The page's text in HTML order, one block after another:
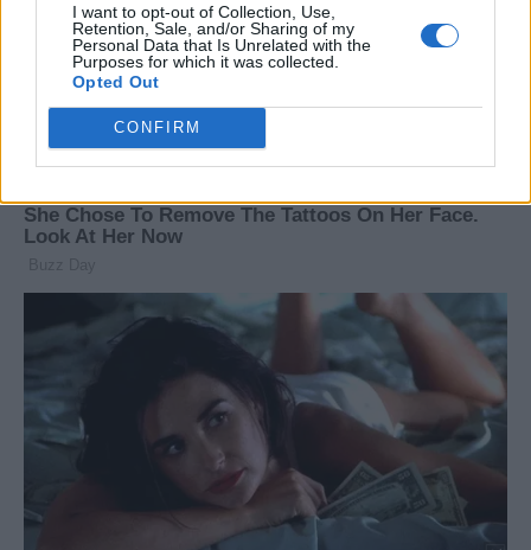
I want to opt-out of Collection, Use,
Retention, Sale, and/or Sharing of my
Personal Data that Is Unrelated with the
Purposes for which it was collected.
Opted Out
CONFIRM
Ο Ρούμπιο υποδέχθηκε τους
πρέσβεις Ισραήλ και Λιβάνου
για τις πρώτες απευθείας
συνομιλίες εδώ και δεκαετίες
Λίβανος: θα γίνουν συνομιλίες
με το Ισραήλ στις ΗΠΑ την
Τρίτη